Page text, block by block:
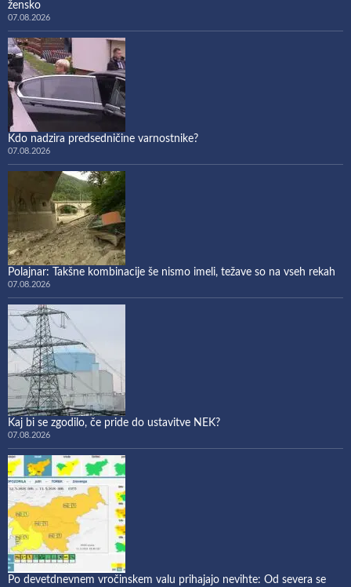
žensko
07.08.2026
Kdo nadzira predsedničine varnostnike?
07.08.2026
Polajnar: Takšne kombinacije še nismo imeli, težave so na vseh rekah
07.08.2026
Kaj bi se zgodilo, če pride do ustavitve NEK?
07.08.2026
Po devetdnevnem vročinskem valu prihajajo nevihte: Od severa se